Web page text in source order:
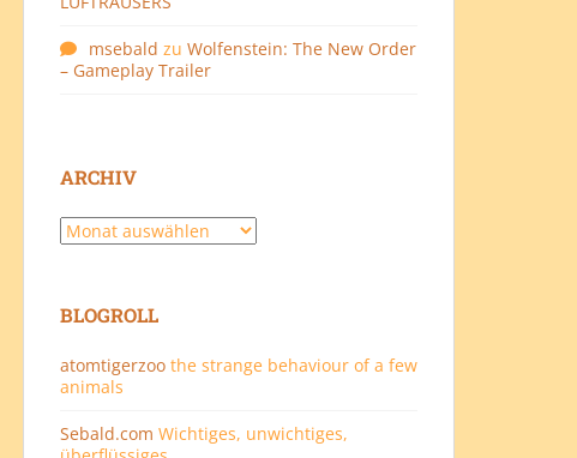
msebald zu Wolfenstein: The New Order
– Gameplay Trailer
ARCHIV
Archiv
BLOGROLL
atomtigerzoo the strange behaviour of a few
animals
Sebald.com Wichtiges, unwichtiges,